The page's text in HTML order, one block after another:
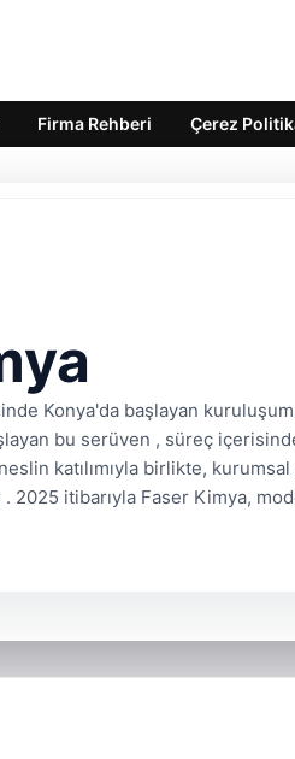
Firma Rehberi Çerez
Konya'da başlayan
bu serüven , süreç
katılımıyla birlikte,
. 2025 itibarıyla Faser Kimya,